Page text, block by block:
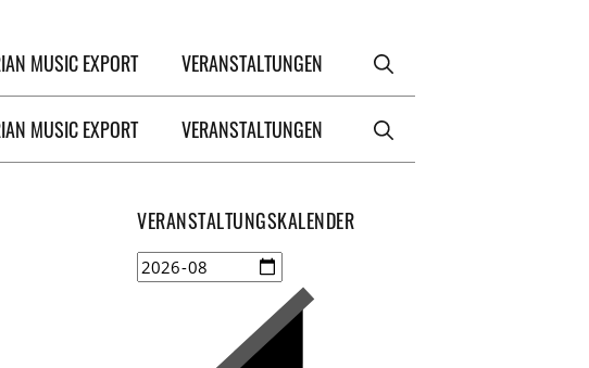
MUSIC EXPORT VERANSTALTUNGEN
MUSIC EXPORT VERANSTALTUNGEN
VERANSTALTUNGSKALENDER